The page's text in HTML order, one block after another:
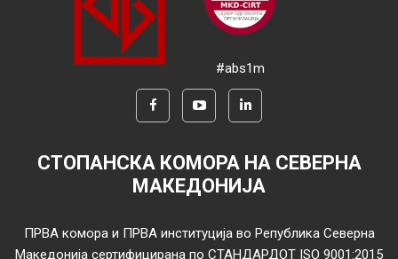
#abs1m
СТОПАНСКА КОМОРА НА СЕВЕРНА
МАКЕДОНИЈА
ПРВА комора и ПРВА институција во Република Северна
Македонија сертифицирана по СТАНДАРДОТ ISO 9001:2015